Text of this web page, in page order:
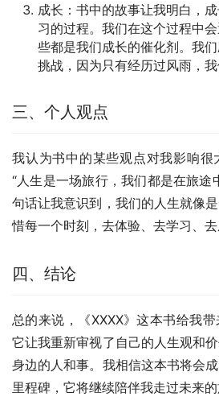
成长：书中的故事让我明白，
习的过程。我们在这个过程中
些都是我们成长的催化剂。我
挑战，因为只有经历过风雨，我
三、个人观点
我认为书中的某些观点对我影响很
“人生是一场旅行，我们都是在旅途
句话让我意识到，我们的人生就像
惜每一个时刻，去体验、去学习、去
四、结论
总的来说，《XXXX》这本书给我带
它让我重新审视了自己的人生观和
身边的人和事。我相信这本书将会
里程碑，它将继续陪伴我走过未来的